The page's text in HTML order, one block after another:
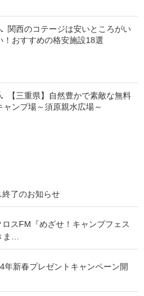
関西のコテージは安いところがい
！おすすめの格安施設18選
【三重県】自然豊かで素敵な無料
ャンプ場～須原親水広場～
終了のお知らせ
スFM『めざせ！キャンプフェス
ま…
年新春プレゼントキャンペーン開